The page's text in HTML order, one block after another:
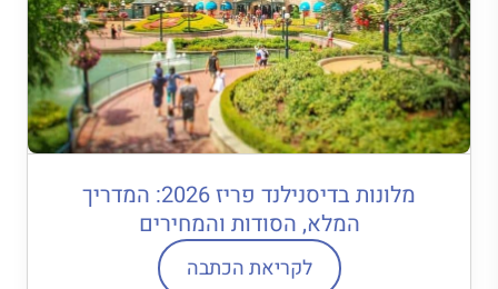
מלונות בדיסנילנד פריז 2026: המדריך
המלא, הסודות והמחירים
לקריאת הכתבה